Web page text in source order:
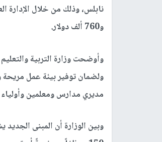
نابلس، وذلك من خلال الإدارة
و760 ألف دولار.
وأوضحت وزارة التربية
ولضمان توفير بيئة عمل مريحة
مديري مدارس ومعلمين
وبين الوزارة أن المبنى